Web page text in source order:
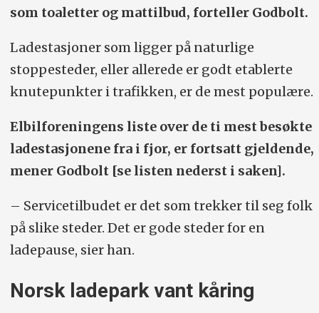
som toaletter og mattilbud, forteller Godbolt.
Ladestasjoner som ligger på naturlige
stoppesteder, eller allerede er godt etablerte
knutepunkter i trafikken, er de mest populære.
Elbilforeningens liste over de ti mest besøkte
ladestasjonene fra i fjor, er fortsatt gjeldende,
mener Godbolt [se listen nederst i saken].
– Servicetilbudet er det som trekker til seg folk
på slike steder. Det er gode steder for en
ladepause, sier han.
Norsk ladepark vant kåring